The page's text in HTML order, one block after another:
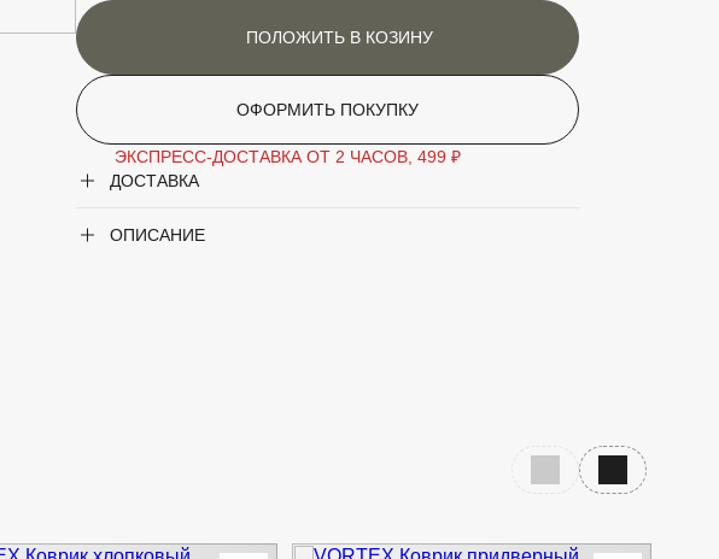
ПОЛОЖИТЬ В КОЗИНУ
ОФОРМИТЬ ПОКУПКУ
ЭКСПРЕСС-ДОСТАВКА ОТ 2 ЧАСОВ, 499 ₽
ДОСТАВКА
ОПИСАНИЕ
Предыдущий слайд
Следующий